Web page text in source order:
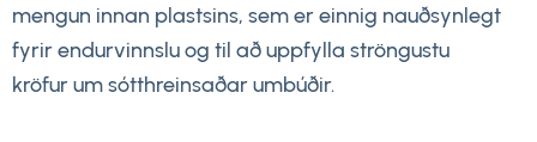
mengun innan plastsins, sem er einnig nauðsynlegt
fyrir endurvinnslu og til að uppfylla ströngustu
kröfur um sótthreinsaðar umbúðir.